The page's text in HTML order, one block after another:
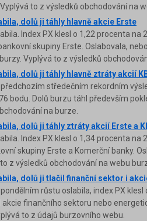
to z výsledků obchodování na
dolů ji táhly hlavně akcie Erste
Index PX klesl o 1,22 procenta na
skupiny Erste. Oslabovala,
Vyplývá to z výsledků
dolů ji táhly hlavně ztráty akcií
středečním rekordním
bodu. Dolů burzu táhl především
na burze.
dolů ji táhly ztráty akcií Erste a
Index PX klesl o 1,34 procenta na
skupiny Erste a Komerční banky.
z výsledků obchodování na webu
dolů ji tlačil finanční sektor i
růstu oslabila, index PX
akcie finančního sektoru nebo
to z údajů burzovního webu.